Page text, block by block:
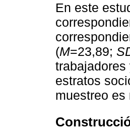
En este
(M=23,89;
estratos
muestreo